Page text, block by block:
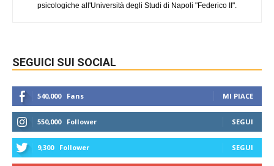
psicologiche all'Università degli Studi di Napoli "Federico II".
SEGUICI SUI SOCIAL
540,000 Fans MI PIACE
550,000 Follower SEGUI
9,300 Follower SEGUI